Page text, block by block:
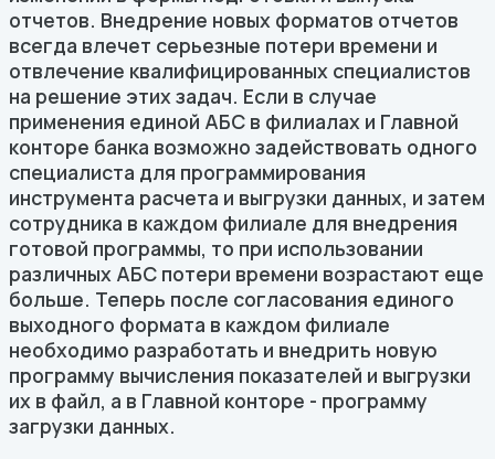
отчетов. Внедрение новых форматов отчетов
всегда влечет серьезные потери времени и
отвлечение квалифицированных специалистов
на решение этих задач. Если в случае
применения единой АБС в филиалах и Главной
конторе банка возможно задействовать одного
специалиста для программирования
инструмента расчета и выгрузки данных, и затем
сотрудника в каждом филиале для внедрения
готовой программы, то при использовании
различных АБС потери времени возрастают еще
больше. Теперь после согласования единого
выходного формата в каждом филиале
необходимо разработать и внедрить новую
программу вычисления показателей и выгрузки
их в файл, а в Главной конторе - программу
загрузки данных.